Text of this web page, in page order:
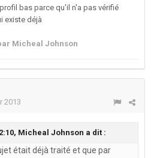
bas parce qu'il n'a pas vérifié
existe déjà
Micheal Johnson
2013
Micheal Johnson a dit :
était déjà traité et que par